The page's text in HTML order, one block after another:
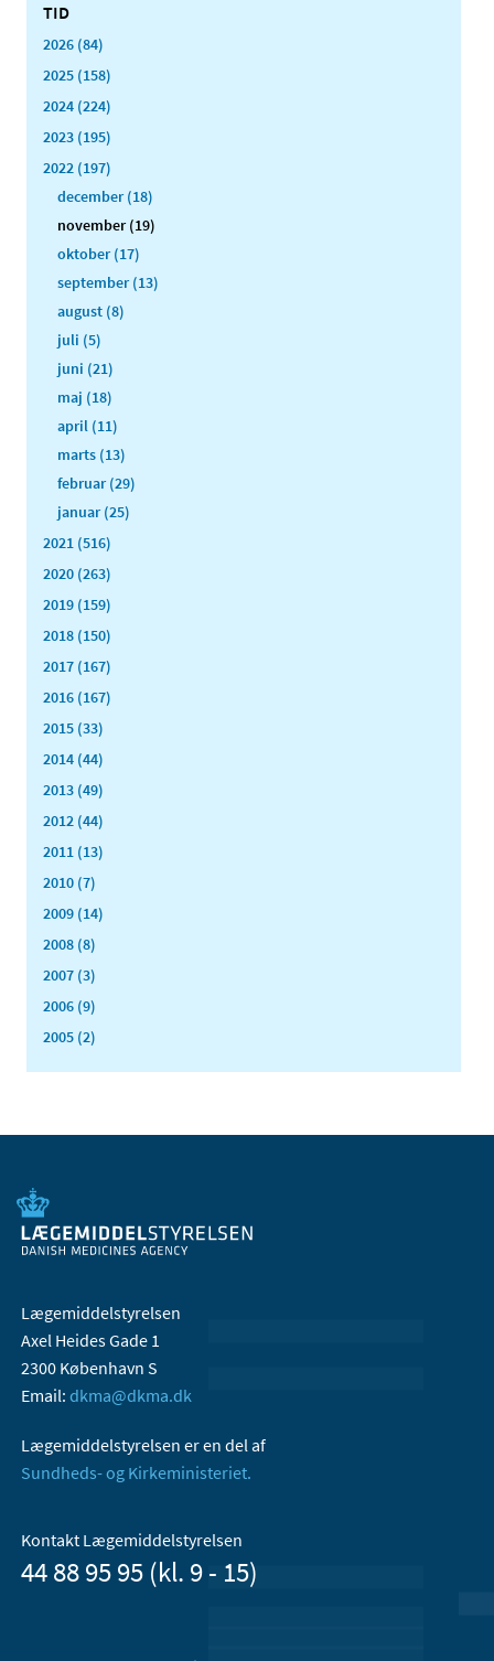
TID
2026 (84)
2025 (158)
2024 (224)
2023 (195)
2022 (197)
december (18)
november (19)
oktober (17)
september (13)
august (8)
juli (5)
juni (21)
maj (18)
april (11)
marts (13)
februar (29)
januar (25)
2021 (516)
2020 (263)
2019 (159)
2018 (150)
2017 (167)
2016 (167)
2015 (33)
2014 (44)
2013 (49)
2012 (44)
2011 (13)
2010 (7)
2009 (14)
2008 (8)
2007 (3)
2006 (9)
2005 (2)
Lægemiddelstyrelsen
Axel Heides Gade 1
2300 København S
Email: dkma@dkma.dk
Lægemiddelstyrelsen er en del af
Sundheds- og Kirkeministeriet.
Kontakt Lægemiddelstyrelsen
44 88 95 95 (kl. 9 - 15)